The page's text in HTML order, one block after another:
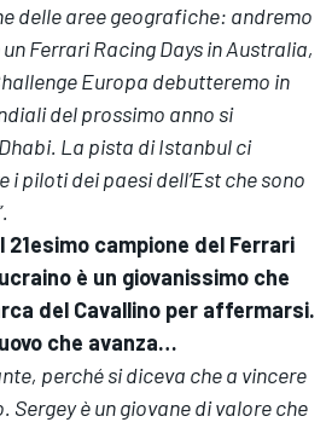
delle aree geografiche: andremo
Ferrari Racing Days in Australia,
Europa debutteremo in
del prossimo anno si
La pista di Istanbul ci
piloti dei paesi dell’Est che sono
21esimo campione del Ferrari
è un giovanissimo che
del Cavallino per affermarsi.
che avanza…
perché si diceva che a vincere
Sergey è un giovane di valore che